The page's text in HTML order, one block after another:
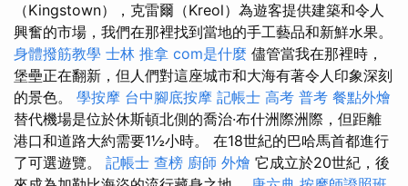
（Kingstown），克雷爾（Kreol）為遊客提供建築和令人
興奮的市場，我們在那裡找到當地的手工藝品和新鮮水果。
身體撥筋教學 士林 推拿 com是什麼 儘管當我在那裡時，
堡壘正在翻新，但人們對這座城市和大海有著令人印象深刻
的景色。 學按摩 台中腳底按摩 記帳士 高考 普考 餐點外燴
替代機場是位於休斯頓北側的喬治·布什洲際洲際，但距離
港口和道路大約需要1½小時。 在18世紀的巴哈馬首都進行
了可選遊覽。 記帳士 查榜 廚師 外燴 它成立於20世紀，後